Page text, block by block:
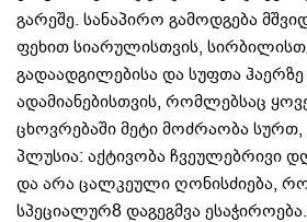
გარეშე. სანაპირო გამოდგება
ფეხით სიარულისთვის,
გადაადგილებისა და სუფთა ჰაერზე
ადამიანებისთვის, რომლებსაც
ცხოვრებაში მეტი მოძრაობა სურთ,
პლუსია: აქტივობა ჩვეულებრივი
და არა ცალკეული ღონისძიება,
სპეციალურ8 დაგეგმვა ესაჭიროება.